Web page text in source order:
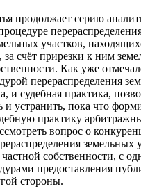
продолжает серию
участков,
за счёт прирезки к ним
Как уже
перераспределения
и судебная практика,
и устранить, пока что
практику
вопрос о
земельных
собственности, с
предоставления
стороны.